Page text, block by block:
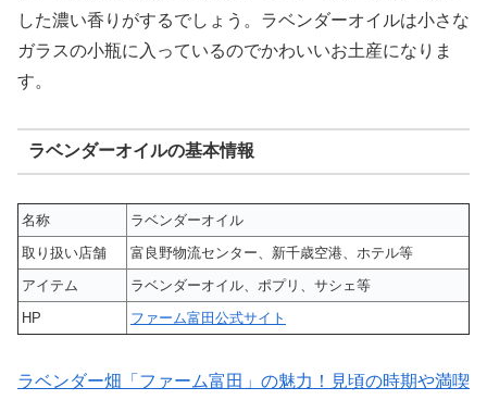
した濃い香りがするでしょう。ラベンダーオイルは小さな
ガラスの小瓶に入っているのでかわいいお土産になりま
す。
ラベンダーオイルの基本情報
名称
ラベンダーオイル
取り扱い店舗
富良野物流センター、新千歳空港、ホテル等
アイテム
ラベンダーオイル、ポプリ、サシェ等
HP
ファーム富田公式サイト
ラベンダー畑「ファーム富田」の魅力！見頃の時期や満喫